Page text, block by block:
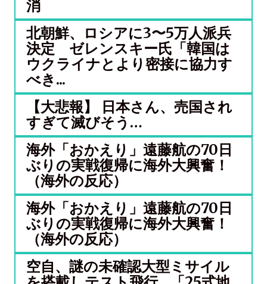
消
北朝鮮、ロシアに3〜5万人派兵
決定 ゼレンスキー氏「韓国は
ウクライナとより密接に協力す
べき...
【大悲報】 日本さん、売国され
すぎて滅びそう…
海外「おかえり」遠藤航の70日
ぶりの実戦復帰に海外大興奮！
（海外の反応）
海外「おかえり」遠藤航の70日
ぶりの実戦復帰に海外大興奮！
（海外の反応）
空自、謎の未確認大型ミサイル